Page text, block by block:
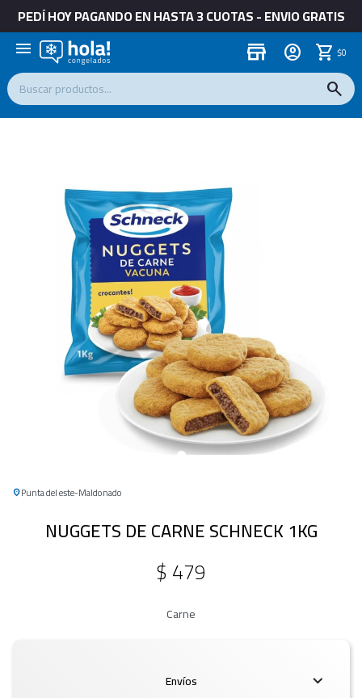
PEDÍ HOY PAGANDO EN HASTA 3 CUOTAS - ENVIO GRATIS
menu store $0
Punta del este Maldonado
NUGGETS DE CARNE SCHNECK 1KG
$479
Carne
Envíos